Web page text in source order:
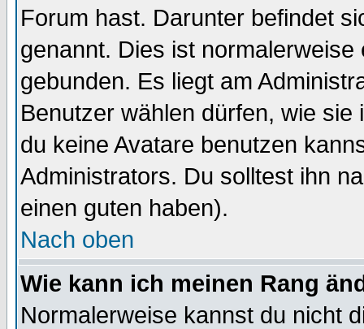
Forum hast. Darunter befindet
genannt. Dies ist
gebunden. Es liegt am
Benutzer wählen dürfen, wie
du keine Avatare benutzen
Administrators. Du solltest ihn
einen guten haben).
Nach oben
Wie kann ich meinen Rang
Normalerweise kannst du nicht